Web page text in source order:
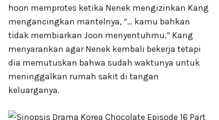
hoon memprotes ketika Nenek mengizinkan Kang
mengancingkan mantelnya, “… kamu bahkan
tidak membiarkan Joon menyentuhmu.” Kang
menyarankan agar Nenek kembali bekerja tetapi
dia memutuskan bahwa sudah waktunya untuk
meninggalkan rumah sakit di tangan
keluarganya.